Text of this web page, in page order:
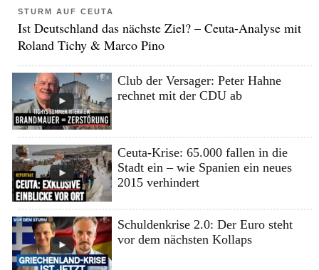
STURM AUF CEUTA
Ist Deutschland das nächste Ziel? – Ceuta-Analyse mit
Roland Tichy & Marco Pino
Club der Versager: Peter Hahne
rechnet mit der CDU ab
Ceuta-Krise: 65.000 fallen in die
Stadt ein – wie Spanien ein neues
2015 verhindert
Schuldenkrise 2.0: Der Euro steht
vor dem nächsten Kollaps